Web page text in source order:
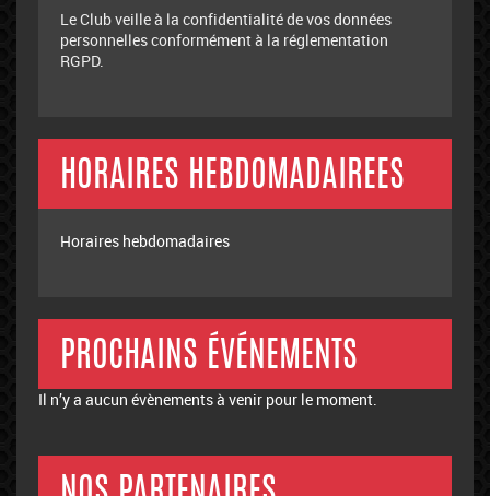
Le Club veille à la confidentialité de vos données
personnelles conformément à la réglementation
RGPD.
HORAIRES HEBDOMADAIREES
Horaires hebdomadaires
PROCHAINS ÉVÉNEMENTS
Il n’y a aucun évènements à venir pour le moment.